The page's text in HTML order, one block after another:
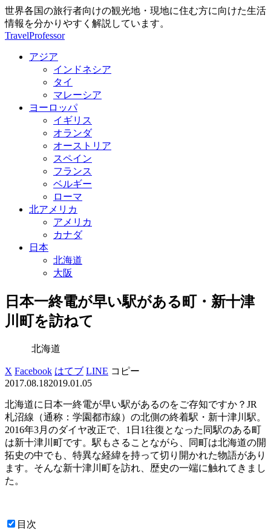
世界各国の旅行者向けの観光地・現地に住む方に向けた生活
情報を分かりやすく解説しています。
TravelProfessor
アジア
インドネシア
タイ
マレーシア
ヨーロッパ
イギリス
オランダ
オーストリア
スペイン
フランス
ベルギー
ローマ
北アメリカ
アメリカ
カナダ
日本
北海道
大阪
日本一終電が早い駅がある町・新十津
川町を訪ねて
北海道
X Facebook はてブ LINE コピー
2017.08.182019.01.05
北海道に日本一終電が早い駅があるのをご存知ですか？JR
札沼線（通称：学園都市線）の北側の終着駅・新十津川駅。
2016年3月のダイヤ改正で、1日1往復となった同駅のある町
は新十津川町です。駅もさることながら、同町は北海道の開
拓史の中でも、特異な経緯を持って切り開かれた物語があり
ます。そんな新十津川町を訪れ、歴史の一端に触れてきまし
た。
目次